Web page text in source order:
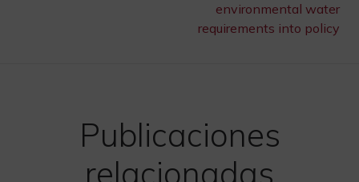
environmental water
requirements into policy
Publicaciones
relacionadas